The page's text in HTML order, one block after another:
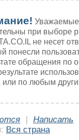
Уважаемые
при выборе
не несет
понесли
обращения
или по любым
| Написать
Вся страна